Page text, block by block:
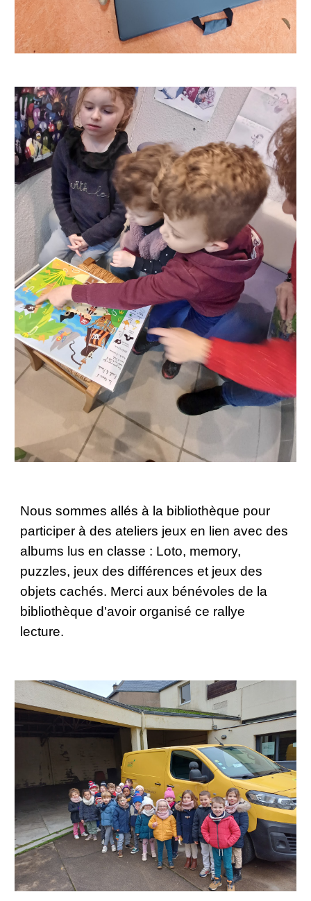
Nous sommes allés à la bibliothèque pour
participer à des ateliers jeux en lien avec des
albums lus en classe : Loto, memory,
puzzles, jeux des différences et jeux des
objets cachés. Merci aux bénévoles de la
bibliothèque d'avoir organisé ce rallye
lecture.